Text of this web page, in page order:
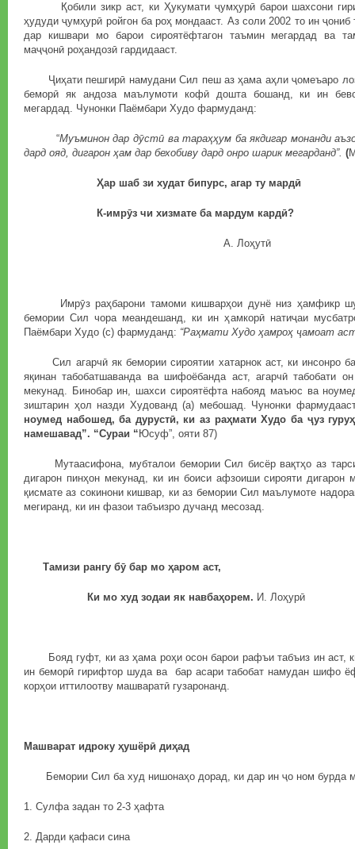
Қобили зикр аст, ки Ҳукумати ҷумҳурӣ барои шахсони
ҳудуди ҷумҳурӣ ройгон ба роҳ мондааст. Аз соли 2002 то ин
дар кишвари мо барои сироятёфтагон таъмин мегардад ва
маҷҷонӣ роҳандозӣ гардидааст.
Ҷиҳати пешгирӣ намудани Сил пеш аз ҳама аҳли ҷомеъаро
беморӣ як андоза маълумоти кофӣ дошта бошанд, ки ин
мегардад. Чунонки Паёмбари Худо фармуданд:
“Муъминон дар дӯстӣ ва тараҳҳум ба якдигар монанди
дард ояд, дигарон ҳам дар бехобиву дард онро шарик мегарданд”. (
Ҳар шаб зи худат бипурс, агар ту мардӣ
К-имрӯз чи хизмате ба мардум кардӣ?
А. Лоҳутӣ
Имрӯз раҳбарони тамоми кишварҳои дунё низ ҳамфикр
бемории Сил чора меандешанд, ки ин ҳамкорӣ натиҷаи
Паёмбари Худо (с) фармуданд: “Раҳмати Худо ҳамроҳ ҷамоат
Сил агарчӣ як бемории сироятии хатарнок аст, ки инсонро
яқинан табобатшаванда ва шифоёбанда аст, агарчӣ табобати
мекунад. Бинобар ин, шахси сироятёфта набояд маъюс ва
зиштарин ҳол назди Худованд (а) мебошад. Чунонки
ноумед набошед, ба дурустӣ, ки аз раҳмати Худо ба ҷуз
намешавад”. “Сураи “ Юсуф”, ояти 87)
Мутаасифона, мубталои бемории Сил бисёр вақтҳо аз тарси
дигарон пинҳон мекунад, ки ин боиси афзоиши сирояти дигарон
қисмате аз сокинони кишвар, ки аз бемории Сил маълумоте
мегиранд, ки ин фазои табъизро дучанд месозад.
Тамизи рангу бӯ бар мо ҳаром аст,
Ки мо худ зодаи як навбаҳорем. И. Лоҳурӣ
Бояд гуфт, ки аз ҳама роҳи осон барои рафъи табъиз ин аст,
ин беморӣ гирифтор шуда ва бар асари табобат намудан шифо
корҳои иттилоотву машваратӣ гузаронанд.
Машварат идроку ҳушёрӣ диҳад
Бемории Сил ба худ нишонаҳо дорад, ки дар ин ҷо ном бурда
1. Сулфа задан то 2-3 ҳафта
2. Дарди қафаси сина